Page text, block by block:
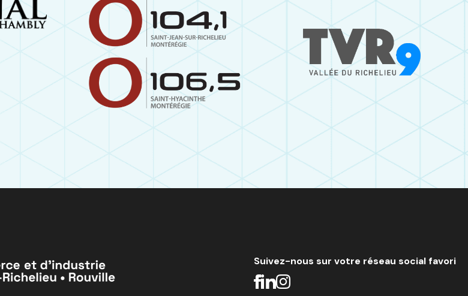
Suivez-nous sur votre réseau social favori